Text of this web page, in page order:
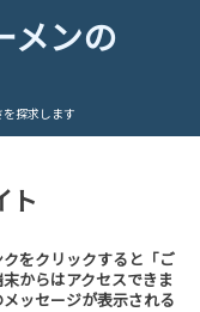
メンの
探求します
ト
をクリックすると「ご
からはアクセスできま
ッセージが表示される